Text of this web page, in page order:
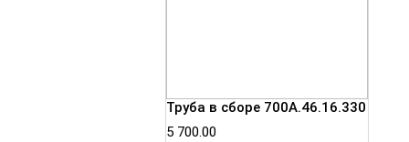
Труба в сборе 700А.46.16.330
5 700.00